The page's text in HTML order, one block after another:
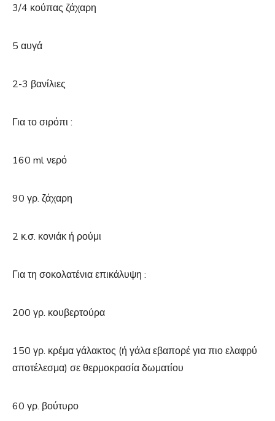
3/4 κούπας ζάχαρη
5 αυγά
2-3 βανίλιες
Για το σιρόπι :
160 ml νερό
90 γρ. ζάχαρη
2 κ.σ. κονιάκ ή ρούμι
Για τη σοκολατένια επικάλυψη :
200 γρ. κουβερτούρα
150 γρ. κρέμα γάλακτος (ή γάλα εβαπορέ για πιο ελαφρύ
αποτέλεσμα) σε θερμοκρασία δωματίου
60 γρ. βούτυρο